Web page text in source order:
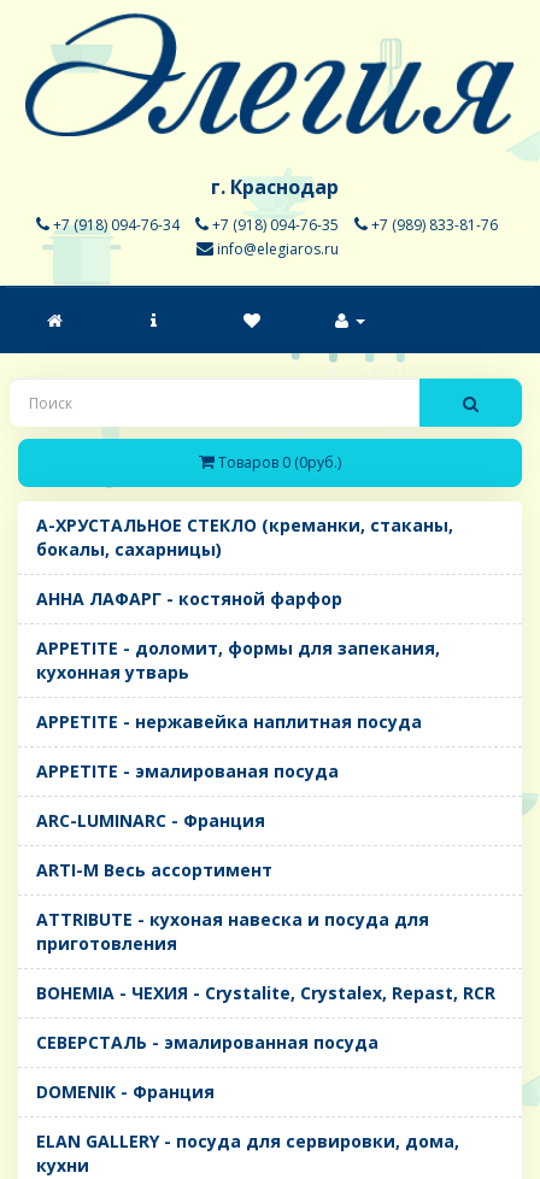
г. Краснодар
+7 (918) 094-76-34 +7 (918) 094-76-35
+7 (989) 833-81-76
info@elegiaros.ru
Товаров 0 (0руб.)
A-ХРУСТАЛЬНОЕ СТЕКЛО (креманки, стаканы,
бокалы, сахарницы)
AHHA ЛАФАРГ - костяной фарфор
APPETITE - доломит, формы для запекания,
кухонная утварь
APPETITE - нержавейка наплитная посуда
APPETITE - эмалированая посуда
ARC-LUMINARC - Франция
ARTI-M Весь ассортимент
ATTRIBUTE - кухоная навеска и посуда для
приготовления
BOHEMIA - ЧЕХИЯ - Crystalite, Crystalex, Repast, RCR
CЕВЕРСТАЛЬ - эмалированная посуда
DOMENIK - Франция
ELAN GALLERY - посуда для сервировки, дома,
кухни